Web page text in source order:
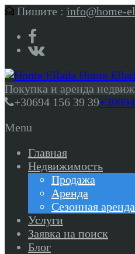
Пишите : info@home-
Home
Покупка и аренда
+30694 156 39 39
Menu
Главная
Недвижимость
Продажа
Аренда
Сезонная аренда
Услуги
Заявка на поиск
Блог